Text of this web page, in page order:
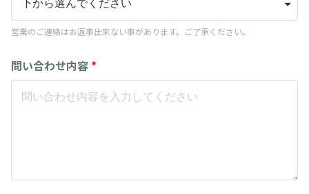
営業のご連絡はお返事出来ない事があります。ご了承ください。
問い合わせ内容 *